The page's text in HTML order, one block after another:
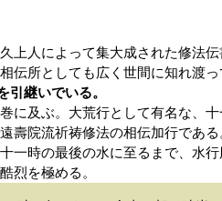
上人によって集大成された修法
伝所としても広く世間に知れ渡っ
継いでいる。
に及ぶ。大荒行として有名な、
壽院流祈祷修法の相伝加行である
一時の最後の水に至るまで、水
烈を極める。